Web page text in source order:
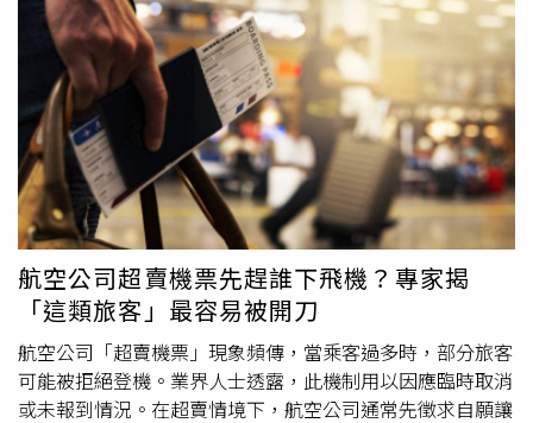
夜跑的民眾手速儘早上網報名，去年即創下半天內報名額滿
紀錄。華航表示，凡華夏會員報名參加，半程馬拉松組完賽
後即獲贈2,100哩、漫遊健跑組1,000哩、親子星空組600
哩。使用中國信託華航聯名卡鼎尊無限卡付款可享報名費8
折優惠、中國信託華航聯名卡享85折優惠，中國信託全卡友
享9折優惠；所有完賽跑者現場更可參加機票及會員哩程抽
獎，包括長程線豪華商務艙及豪華經濟艙
來回機票、華夏會
員哩程1萬哩等超過60項好禮。今年賽事仍推出跑步教練徐
國峰領軍的「華航馬拉松品牌訓練營」，將自8月開始透過
系統化課程與實戰訓練，協助不同程度跑者規劃訓練計畫。
華航集團 3 月份合併營收為 207.85 億元，刷新歷年單月最
高紀錄，其中，客運營收 126.12 億元，較上月成長
3.05%，較去年同期成長 26.45%；貨運營收 63.15 億元，
較上月成長 31.08%，較去年同期成長 7.09%，整體客貨營
收表現亮眼。客運方面，適逢 3 月進入賞櫻旅遊熱潮，歐
航空公司超賣機票先趕誰下飛機？專家揭
「這類旅客」最容易被開刀
航空公司「超賣機票」現象頻傳，當乘客過多時，部分旅客
可能被拒絕登機。業界人士透露，此機制用以因應臨時取消
或未報到情況。在超賣情境下，航空公司通常先徵求自願讓